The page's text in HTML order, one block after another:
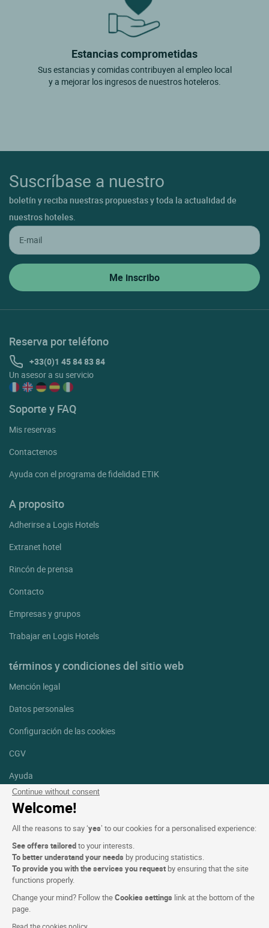
Continue without consent
Welcome!
All the reasons to say ‘yes’ to our cookies for a personalised experience:
See offers tailoredto your interests.
To better understand your needs by producing statistics.
To provide you with the services you request by ensuring that the site
functions properly.
Change your mind? Follow theCookies settings link at the bottom of the
page.
Estancias comprometidas
Sus estancias y comidas contribuyen al empleo local
y a mejorar los ingresos de nuestros hoteleros.
Suscríbase a nuestro
boletín y reciba nuestras propuestas y toda la actualidad de
nuestros hoteles.
Reserva por teléfono
+33(0)1 45 84 83 84
Un asesor a su servicio
Soporte y FAQ
Mis reservas
Contactenos
Ayuda con el programa de fidelidad ETIK
A proposito
Adherirse a Logis Hotels
Extranet hotel
Rincón de prensa
Contacto
Empresas y grupos
Trabajar en Logis Hotels
términos y condiciones del sitio web
Mención legal
Datos personales
Configuración de las cookies
CGV
Ayuda
Mapa del sitio
fotografías
Síguenos
Facebook
Instagram
Linkedin